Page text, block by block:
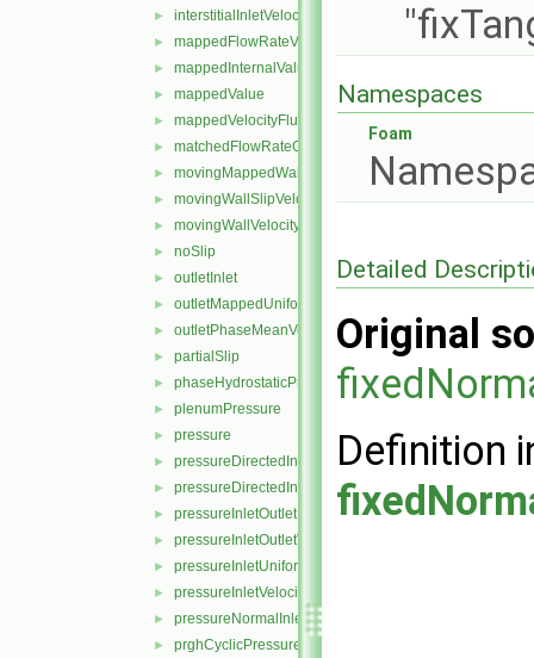
► interstitialInletVelocity
► mappedFlowRateVelocity
► mappedInternalValue
► mappedValue
► mappedVelocityFlux
► matchedFlowRateOutletVelocity
► movingMappedWallVelocity
► movingWallSlipVelocity
► movingWallVelocity
► noSlip
► outletInlet
► outletMappedUniformInlet
► outletPhaseMeanVelocity
► partialSlip
► phaseHydrostaticPressure
► plenumPressure
► pressure
► pressureDirectedInletOutletVelocity
► pressureDirectedInletVelocity
► pressureInletOutletParSlipVelocity
► pressureInletOutletVelocity
► pressureInletUniformVelocity
► pressureInletVelocity
► pressureNormalInletOutletVelocity
► prghCyclicPressure
Namespaces
Foam
Detailed
Original
Definition